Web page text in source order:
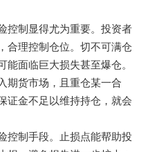
控制显得尤为重要。投资者
合理控制仓位。切不可满仓
面临巨大损失甚至爆仓。
期货市场，且重仓某一合
证金不足以维持持仓，就会
控制手段。止损点能帮助投